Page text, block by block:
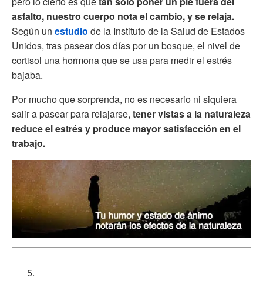
asfalto, nuestro cuerpo nota el cambio, y se relaja.
Según un estudio de la Instituto de la Salud de Estados
Unidos, tras pasear dos días por un bosque, el nivel de
cortisol una hormona que se usa para medir el estrés
bajaba.
Por mucho que sorprenda, no es necesario ni siquiera
salir a pasear para relajarse, tener vistas a la naturaleza
reduce el estrés y produce mayor satisfacción en el
trabajo.